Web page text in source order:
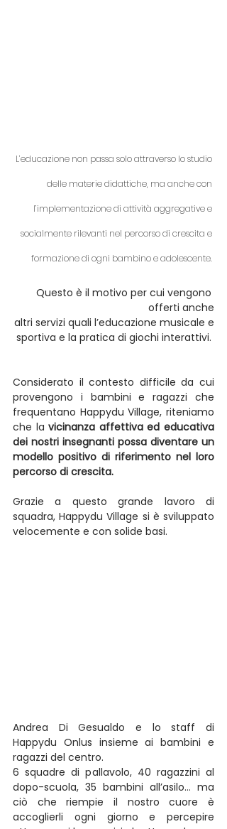
delle materie didattiche, ma anche con
l’implementazione di attività aggregative e
socialmente rilevanti nel percorso di crescita e
formazione di ogni bambino e adolescente.
Questo è il motivo per cui vengono
offerti anche
altri servizi quali l’educazione musicale e
sportiva e la pratica di giochi interattivi.
Considerato il contesto difficile da cui
provengono i bambini e ragazzi che
frequentano Happydu Village, riteniamo
che la vicinanza affettiva ed educativa
dei nostri insegnanti possa diventare un
modello positivo di riferimento nel loro
percorso di crescita.
Grazie a questo grande lavoro di
squadra, Happydu Village si è sviluppato
velocemente e con solide basi.
Andrea Di Gesualdo e lo staff di
Happydu Onlus insieme ai bambini e
ragazzi del centro.
6 squadre di pallavolo, 40 ragazzini al
dopo-scuola, 35 bambini all’asilo… ma
ciò che riempie il nostro cuore è
accoglierli ogni giorno e percepire